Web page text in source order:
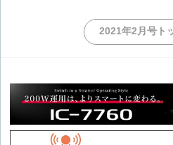
その122 アフリカのコモロで国
(1)
その120 この連載記事は今回で
2021年2月号ト